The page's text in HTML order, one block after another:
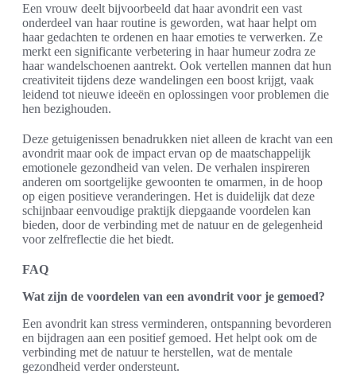
Een vrouw deelt bijvoorbeeld dat haar avondrit een vast
onderdeel van haar routine is geworden, wat haar helpt om
haar gedachten te ordenen en haar emoties te verwerken. Ze
merkt een significante verbetering in haar humeur zodra ze
haar wandelschoenen aantrekt. Ook vertellen mannen dat hun
creativiteit tijdens deze wandelingen een boost krijgt, vaak
leidend tot nieuwe ideeën en oplossingen voor problemen die
hen bezighouden.
Deze getuigenissen benadrukken niet alleen de kracht van een
avondrit maar ook de impact ervan op de maatschappelijk
emotionele gezondheid van velen. De verhalen inspireren
anderen om soortgelijke gewoonten te omarmen, in de hoop
op eigen positieve veranderingen. Het is duidelijk dat deze
schijnbaar eenvoudige praktijk diepgaande voordelen kan
bieden, door de verbinding met de natuur en de gelegenheid
voor zelfreflectie die het biedt.
FAQ
Wat zijn de voordelen van een avondrit voor je gemoed?
Een avondrit kan stress verminderen, ontspanning bevorderen
en bijdragen aan een positief gemoed. Het helpt ook om de
verbinding met de natuur te herstellen, wat de mentale
gezondheid verder ondersteunt.